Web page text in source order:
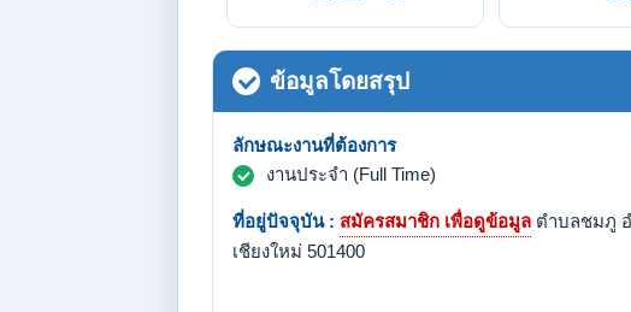
ข้อมูลโดยสรุป
ลักษณะงานที่ต้องการ
งานประจำ (Full Time)
ที่อยู่ปัจจุบัน : สมัครสมาชิก เพื่อดูข้อมูล ตำบลชมภู
เชียงใหม่ 501400